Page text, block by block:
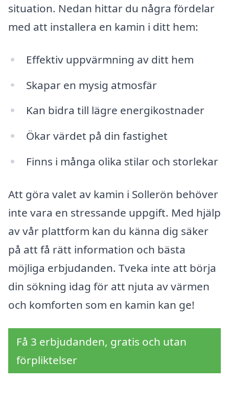
situation. Nedan hittar du några fördelar
med att installera en kamin i ditt hem:
Effektiv uppvärmning av ditt hem
Skapar en mysig atmosfär
Kan bidra till lägre energikostnader
Ökar värdet på din fastighet
Finns i många olika stilar och storlekar
Att göra valet av kamin i Sollerön behöver
inte vara en stressande uppgift. Med hjälp
av vår plattform kan du känna dig säker
på att få rätt information och bästa
möjliga erbjudanden. Tveka inte att börja
din sökning idag för att njuta av värmen
och komforten som en kamin kan ge!
Få 3 erbjudanden, gratis och utan
förpliktelser